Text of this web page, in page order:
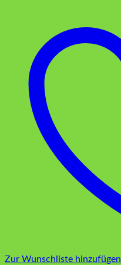
Zur Wunschliste hinzufügen